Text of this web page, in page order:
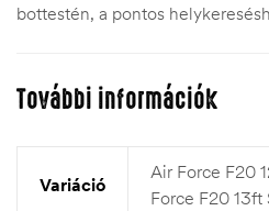
bottestén, a pontos
További információk
Variáció
Air Force F20
Force F20